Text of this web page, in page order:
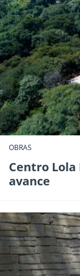
OBRAS
Centro
avance